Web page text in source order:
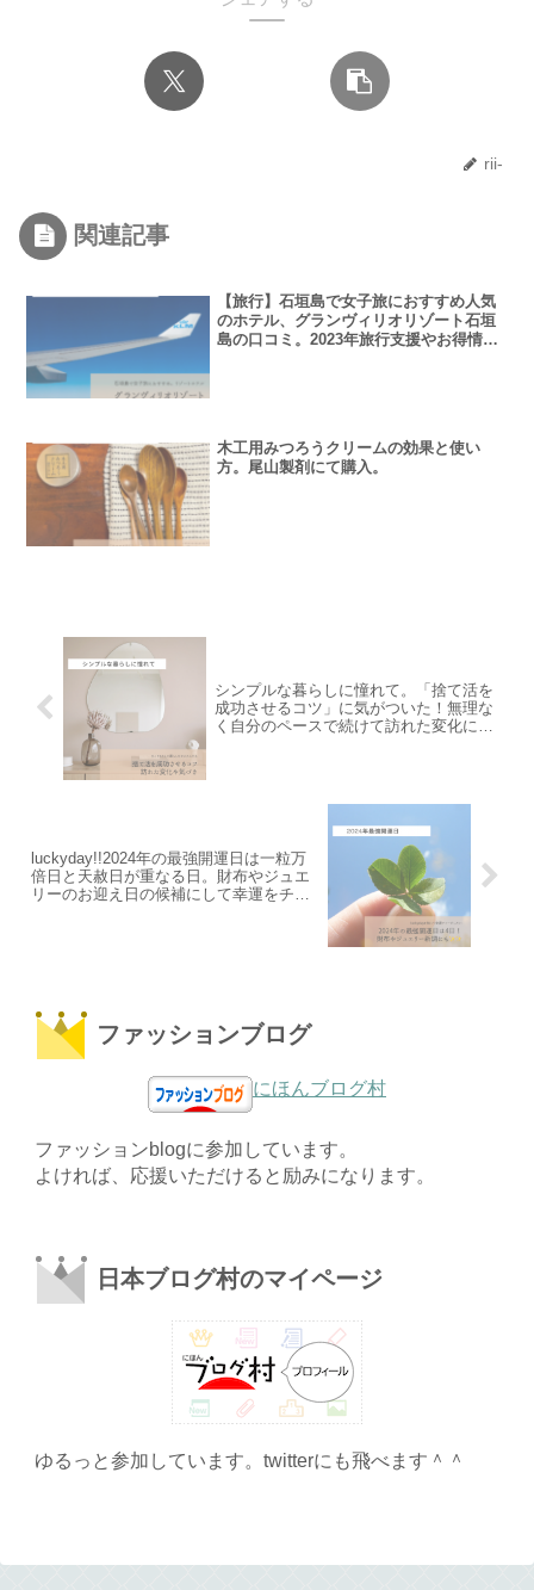
rii-
関連記事
【旅行】石垣島で女子旅におすすめ人気
のホテル、グランヴィリオリゾート石垣
島の口コミ。2023年旅行支援やお得情報
木工用みつろうクリームの効果と使い
方。尾山製剤にて購入。
シンプルな暮らしに憧れて。「捨て活を
成功させるコツ」に気がついた！無理な
く自分のペースで続けて訪れた変化につ
luckyday!!2024年の最強開運日は一粒万
倍日と天赦日が重なる日。財布やジュエ
リーのお迎え日の候補にして幸運をチャ
ファッションブログ
にほんブログ村
ファッションblogに参加しています。
よければ、応援いただけると励みになります。
日本ブログ村のマイページ
ゆるっと参加しています。twitterにも飛べます＾＾